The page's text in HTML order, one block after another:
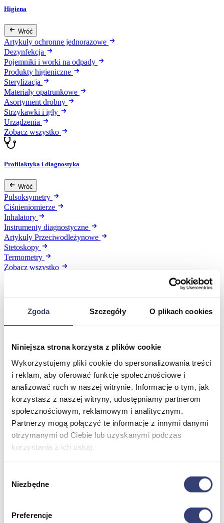
Zgoda Szczegóły O plikach cookies
Niniejsza strona korzysta z plików cookie
Wykorzystujemy pliki cookie do spersonalizowania treści
i reklam, aby oferować funkcje społecznościowe i
analizować ruch w naszej witrynie. Informacje o tym, jak
korzystasz z naszej witryny, udostępniamy partnerom
społecznościowym, reklamowym i analitycznym.
Partnerzy mogą połączyć te informacje z innymi danymi
otrzymanymi od Ciebie lub uzyskanymi podczas
korzystania z ich usług.
zgody
Niezbędne
Preferencje
Higiena
Wróć
Artykuły ochronne jednorazowe
Dezynfekcja
Pojemniki i worki na odpady
Produkty higieniczne
Sterylizacja
Materiały opatrunkowe
Asortyment drobny
Strzykawki i igły
Urządzenia
Zobacz wszystko
Profilaktyka i diagnostyka
Wróć
Pulsoksymetry
Ciśnieniomierze
Inhalatory
Instrumenty diagnostyczne
Artykuły Przeciwodleżynowe
Stetoskopy
Termometry
Zobacz wszystko
Meble medyczne
Taborety i krzesła
Stoły
Parawany
Zobacz wszystko
Spa & Wellness
Wróć
Zobacz wszystko
Dofinansowania